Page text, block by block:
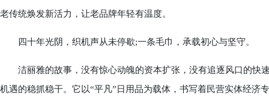
老传统焕发新活力，让老品牌年轻有温度。
四十年光阴，织机声从未停歇;一条毛巾，承载初心与坚守。
洁丽雅的故事，没有惊心动魄的资本扩张，没有追逐风口的快
机遇的稳抓稳干。它以“平凡”日用品为载体，书写着民营实体经济